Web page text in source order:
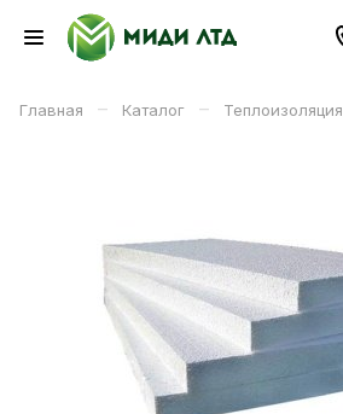
Главная – Каталог – Теплоизоляция